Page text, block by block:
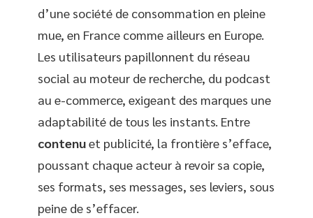
d’une société de consommation en pleine
mue, en France comme ailleurs en Europe.
Les utilisateurs papillonnent du réseau
social au moteur de recherche, du podcast
au e-commerce, exigeant des marques une
adaptabilité de tous les instants. Entre
contenuet publicité, la frontière s’efface,
poussant chaque acteur à revoir sa copie,
ses formats, ses messages, ses leviers, sous
peine de s’effacer.